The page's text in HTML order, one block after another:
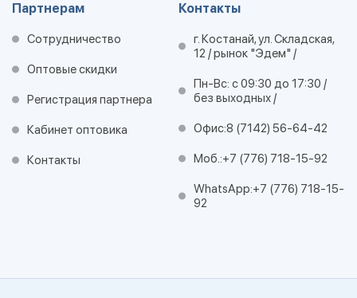
Партнерам
Сотрудничество
Оптовые скидки
Регистрация партнера
Кабинет оптовика
Контакты
Контакты
г. Костанай, ул. Складская,
12 / рынок "Эдем" /
Пн-Вс: с 09:30 до 17:30 /
без выходных /
Офис:8 (7142) 56-64-42
Моб.:+7 (776) 718-15-92
WhatsApp:+7 (776) 718-15-
92